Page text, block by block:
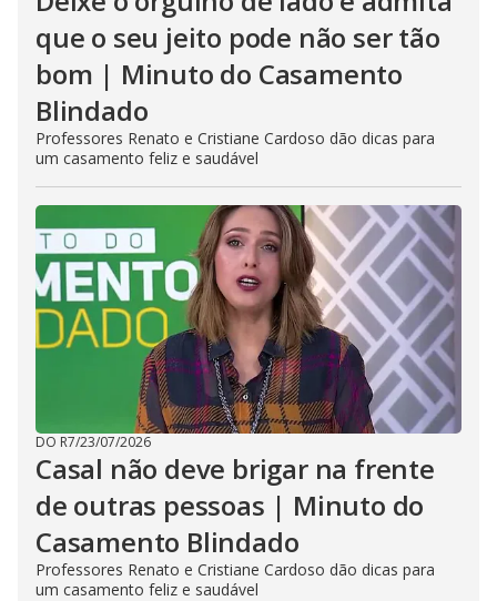
que o seu jeito pode não ser tão
bom | Minuto do Casamento
Blindado
Professores Renato e Cristiane Cardoso dão dicas para
um casamento feliz e saudável
DO R7/23/07/2026
Casal não deve brigar na frente
de outras pessoas | Minuto do
Casamento Blindado
Professores Renato e Cristiane Cardoso dão dicas para
um casamento feliz e saudável